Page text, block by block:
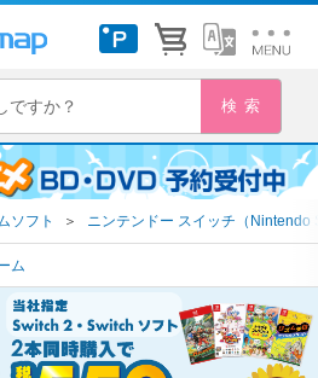
ソフト ＞ ニンテンドー スイッチ（Nintendo
ム